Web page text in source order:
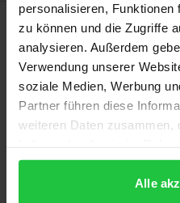
personalisieren, Funktionen
zu können und die Zugriffe
analysieren. Außerdem
Verwendung unserer
soziale Medien, Werbung
Partner führen diese
weiteren Daten zusammen,
gesammelt haben.
Alle
Beschreibung
Die Finanzierung
gewerbliche
Werk erörtert, inwieweit
Prozessfinanzierern in